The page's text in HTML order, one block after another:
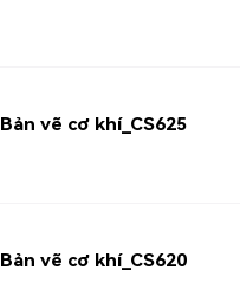
Bản vẽ cơ khí_CS625
Bản vẽ cơ khí_CS620